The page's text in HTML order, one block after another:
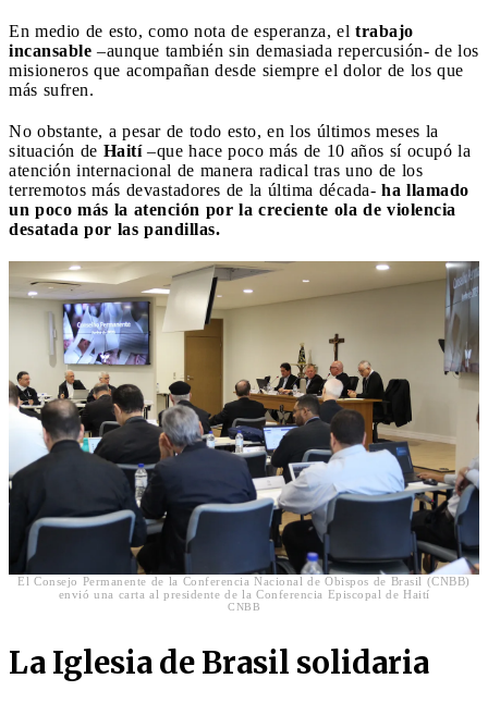
En medio de esto, como nota de esperanza, el trabajo
incansable –aunque también sin demasiada repercusión- de los
misioneros que acompañan desde siempre el dolor de los que
más sufren.
No obstante, a pesar de todo esto, en los últimos meses la
situación de Haití–que hace poco más de 10 años sí ocupó la
atención internacional de manera radical tras uno de los
terremotos más devastadores de la última década- ha llamado
un poco más la atención por la creciente ola de violencia
desatada por las pandillas.
El Consejo Permanente de la Conferencia Nacional de Obispos de Brasil (CNBB)
envió una carta al presidente de la Conferencia Episcopal de Haití
CNBB
La Iglesia de Brasil solidaria